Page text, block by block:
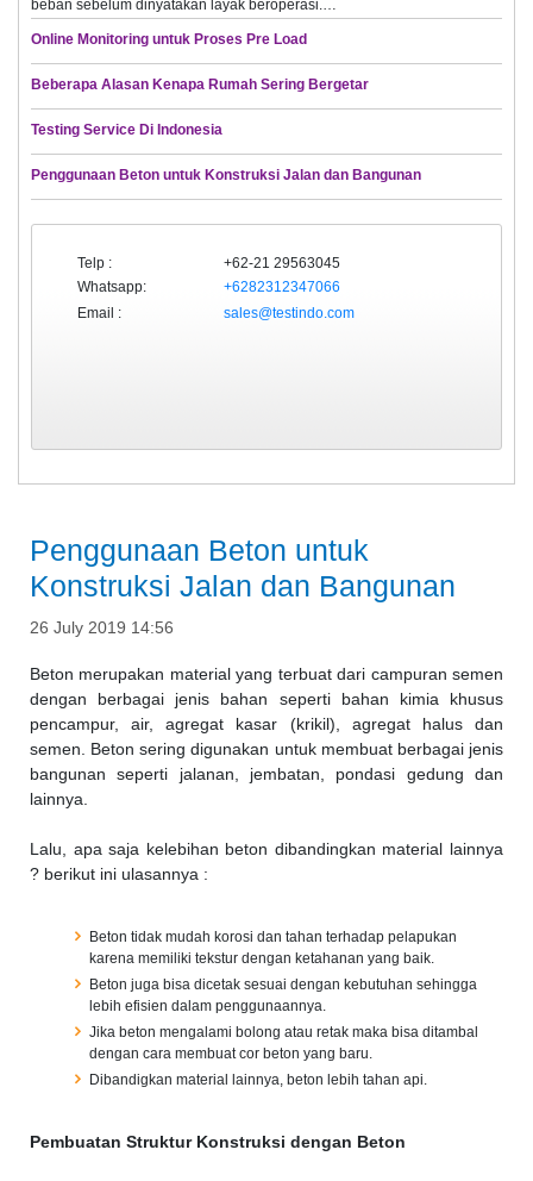
beban sebelum dinyatakan layak beroperasi.…
Online Monitoring untuk Proses Pre Load
Beberapa Alasan Kenapa Rumah Sering Bergetar
Testing Service Di Indonesia
Penggunaan Beton untuk Konstruksi Jalan dan Bangunan
Telp :
+62-21 29563045
Whatsapp:
+6282312347066
Email :
sales@testindo.com
Penggunaan Beton untuk
Konstruksi Jalan dan Bangunan
26 July 2019 14:56
Beton merupakan material yang terbuat dari campuran semen
dengan berbagai jenis bahan seperti bahan kimia khusus
pencampur, air, agregat kasar (krikil), agregat halus dan
semen. Beton sering digunakan untuk membuat berbagai jenis
bangunan seperti jalanan, jembatan, pondasi gedung dan
lainnya.
Lalu, apa saja kelebihan beton dibandingkan material lainnya
? berikut ini ulasannya :
Beton tidak mudah korosi dan tahan terhadap pelapukan
karena memiliki tekstur dengan ketahanan yang baik.
Beton juga bisa dicetak sesuai dengan kebutuhan sehingga
lebih efisien dalam penggunaannya.
Jika beton mengalami bolong atau retak maka bisa ditambal
dengan cara membuat cor beton yang baru.
Dibandigkan material lainnya, beton lebih tahan api.
Pembuatan Struktur Konstruksi dengan Beton